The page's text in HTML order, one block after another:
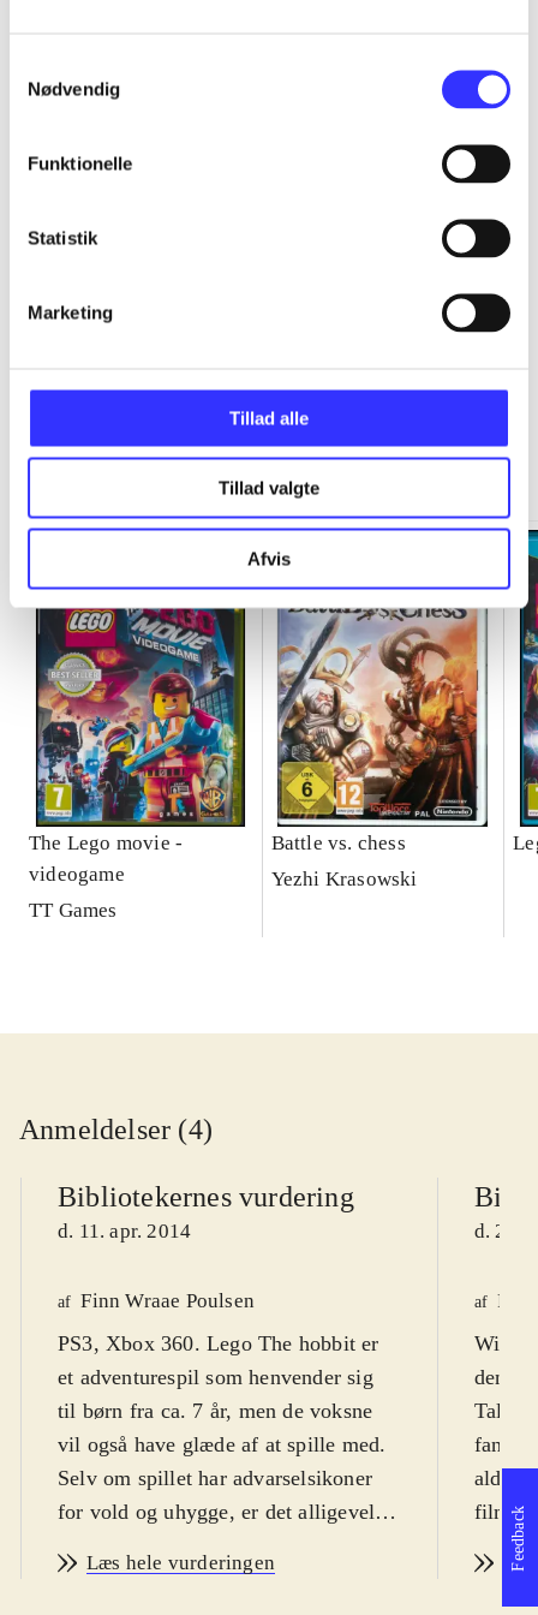
Nødvendig
Funktionelle
Statistik
Marketing
Tillad alle
Tillad valgte
Afvis
Minder om
The Lego movie -
videogame
TT Games
Battle vs. chess
Yezhi Krasowski
Anmeldelser (4)
Bibliotekernes vurdering
d. 11. apr. 2014
af Finn Wraae Poulsen
PS3, Xbox 360. Lego The hobbit er
et adventurespil som henvender sig
til børn fra ca. 7 år, men de voksne
vil også have glæde af at spille med.
Selv om spillet har advarselsikoner
for vold og uhygge, er det alligevel
dominerer. Sværhedsgraden er
Læs hele vurderingen
d. 23.
af
WiiU.
den
Tales.
Feedback